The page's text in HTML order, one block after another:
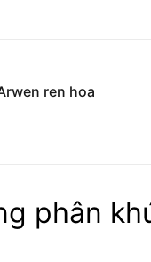
ren hoa
phân